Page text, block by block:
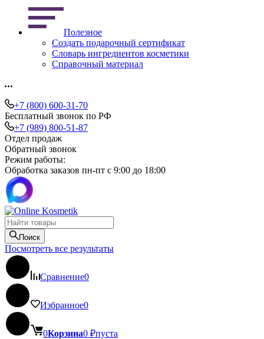
Полезное
Создать подарочный сертификат
Словарь ингредиентов косметики
Справочный материал
+7 (800) 600-31-70
Бесплатный звонок по РФ
+7 (989) 800-51-87
Отдел продаж
Обратный звонок
Режим работы:
Обработка заказов пн-пт с 9:00 до 18:00
Поиск
Посмотреть все результаты
Сравнение0
Избранное0
0Корзина0 ₽пуста